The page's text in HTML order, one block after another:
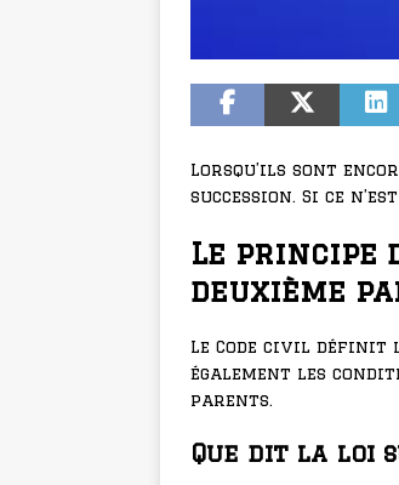
Lorsqu’ils sont
succession. Si ce
Le principe
deuxième
Le Code civil définit
également les
parents.
Que dit la loi